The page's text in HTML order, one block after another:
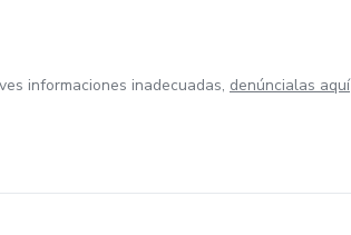
informaciones inadecuadas, denúncialas aquí